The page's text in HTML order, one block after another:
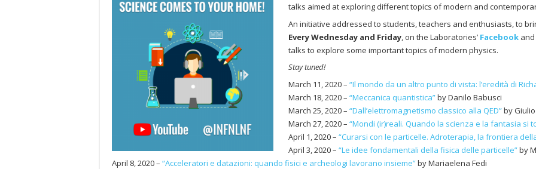
talks aimed at exploring different topics of modern and
An initiative addressed to students, teachers and enthusiasts, to
Every Wednesday and Friday, on the Laboratories’ Facebook and
talks to explore some important topics of modern physics.
Stay tuned!
March 11, 2020 – “Il mondo da un altro punto di vista: l’eredità di
March 18, 2020 – “Meccanica quantistica”by Danilo Babusci
March 25, 2020 – “Dall’elettromagnetismo classico alla QED”by
March 27, 2020 – “Mondi (ir)reali. Quando la scienza e la fantasia si
April 1, 2020 – “Curarsi con le particelle. Adroterapia, la frontiera
April 3, 2020 – “Le idee fondamentali della fisica delle particelle”by
April 8, 2020 – “Acceleratori e datazioni: quando fisici e archeologi lavorano insieme”by Mariaelena Fedi